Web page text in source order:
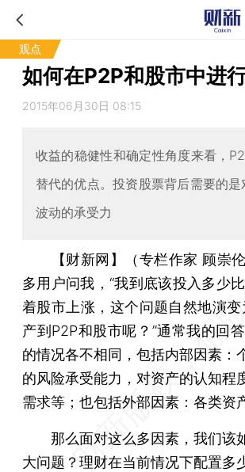
观点
如何在P2P和股市中进
2015年06月30日 08:15
收益的稳健性和确定性角度来看，
替代的优点。投资股票背后需要的
波动的承受力
【财新网】（专栏作家 顾崇伦
多用户问我，“我到底该投入多少
着股市上涨，这个问题自然地演
产到P2P和股市呢？”通常我的回
的情况各不相同，包括内部因素：
的风险承受能力，对资产的认知程
需求等；也包括外部因素：各类资
那么面对这么多因素，我们该
大问题？理财在当前情况下配置多